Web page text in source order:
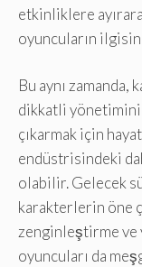
etkinliklere
oyuncuların
Bu aynı zamanda,
dikkatli
çıkarmak için
endüstrisindeki
olabilir. Gelecek
karakterlerin öne
zenginleştirme ve
oyuncuları da